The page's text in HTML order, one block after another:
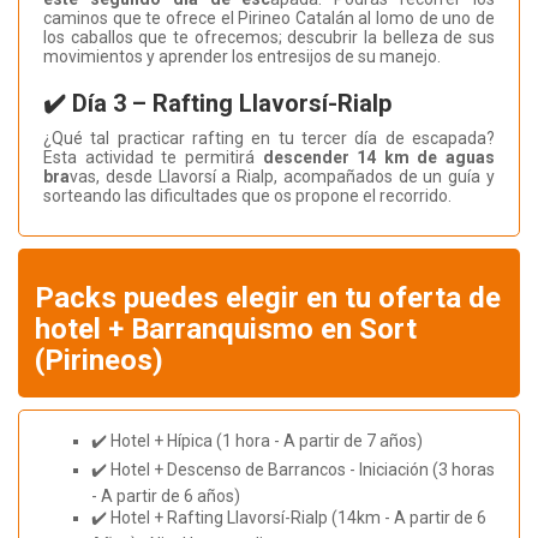
caminos que te ofrece el Pirineo Catalán al lomo de uno de
los caballos que te ofrecemos; descubrir la belleza de sus
movimientos y aprender los entresijos de su manejo.
✔️ Día 3 – Rafting Llavorsí-Rialp
¿Qué tal practicar rafting en tu tercer día de escapada?
Esta actividad te permitirá descender 14 km de aguas
bravas, desde Llavorsí a Rialp, acompañados de un guía y
sorteando las dificultades que os propone el recorrido.
Packs puedes elegir en tu oferta de
hotel + Barranquismo en Sort
(Pirineos)
✔️ Hotel + Hípica (1 hora - A partir de 7 años)
✔️ Hotel + Descenso de Barrancos - Iniciación (3 horas
- A partir de 6 años)
✔️ Hotel + Rafting Llavorsí-Rialp (14km - A partir de 6